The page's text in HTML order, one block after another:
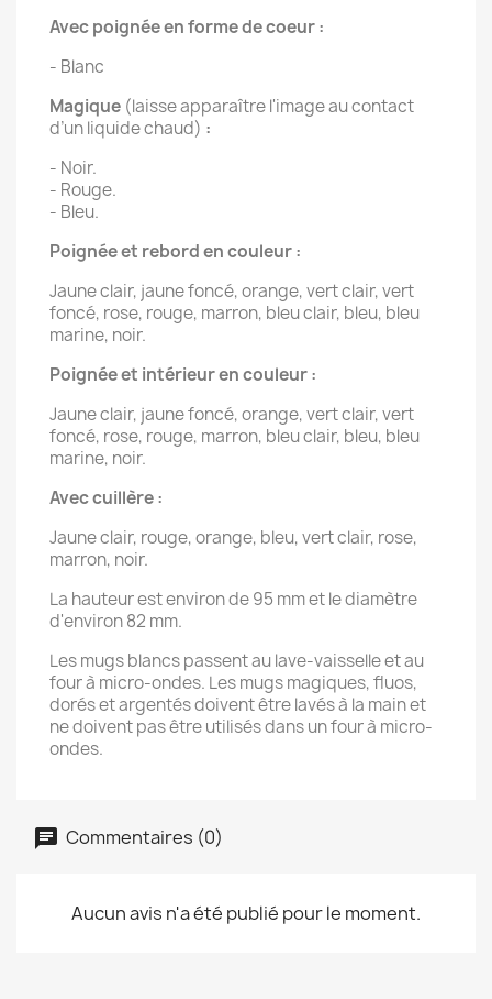
Avec poignée en forme de coeur :
- Blanc
Magique (laisse apparaître l'image au contact
d’un liquide chaud) :
- Noir.
- Rouge.
- Bleu.
Poignée et rebord en couleur :
Jaune clair, jaune foncé, orange, vert clair, vert
foncé, rose, rouge, marron, bleu clair, bleu, bleu
marine, noir.
Poignée et intérieur en couleur :
Jaune clair, jaune foncé, orange, vert clair, vert
foncé, rose, rouge, marron, bleu clair, bleu, bleu
marine, noir.
Avec cuillère :
Jaune clair, rouge, orange, bleu, vert clair, rose,
marron, noir.
La hauteur est environ de 95 mm et le diamètre
d'environ 82 mm.
Les mugs blancs passent au lave-vaisselle et au
four à micro-ondes. Les mugs magiques, fluos,
dorés et argentés doivent être lavés à la main et
ne doivent pas être utilisés dans un four à micro-
ondes.
Commentaires (0)
Aucun avis n'a été publié pour le moment.